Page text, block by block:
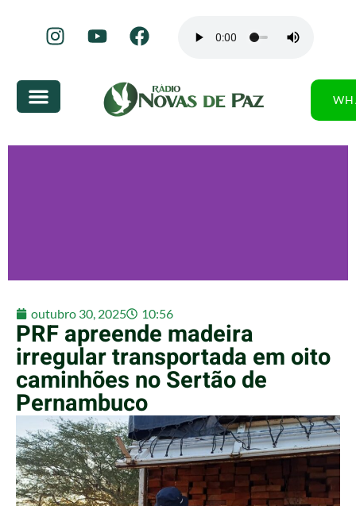
outubro 30, 2025 10:56
PRF apreende madeira
irregular transportada em oito
caminhões no Sertão de
Pernambuco